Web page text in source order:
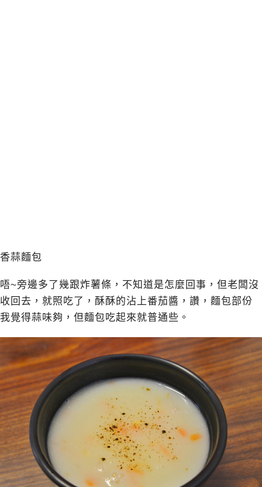
香蒜麵包
唔~旁邊多了幾跟炸薯條，不知道是怎麼回事，但老闆沒
收回去，就照吃了，酥酥的沾上番茄醬，讚，麵包部份
我覺得蒜味夠，但麵包吃起來就普通些。